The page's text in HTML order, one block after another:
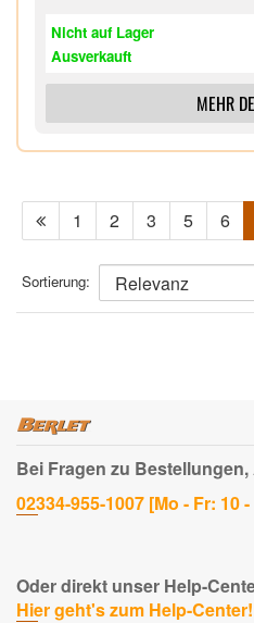
Nicht auf Lager
Ausverkauft
MEHR
1 2 3 5 6
Sortierung:
Bei Fragen zu
02334-955-1007 [Mo - Fr: 10
Oder direkt unser Help-
Hier geht's zum Help-Center!